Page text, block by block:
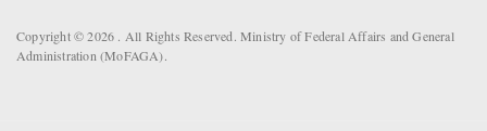
Copyright © 2026 . All Rights Reserved. Ministry of Federal Affairs and General
Administration (MoFAGA).